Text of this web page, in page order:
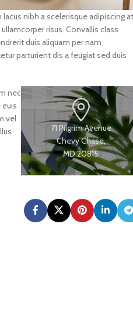
nibh a scelerisque adipiscing at
risus. Convallis class
duis aliquam per nam
parturient dis a feugiat sed duis
nec
vel
71 Pilgrim Avenue
Chevy Chase,
MD 20815